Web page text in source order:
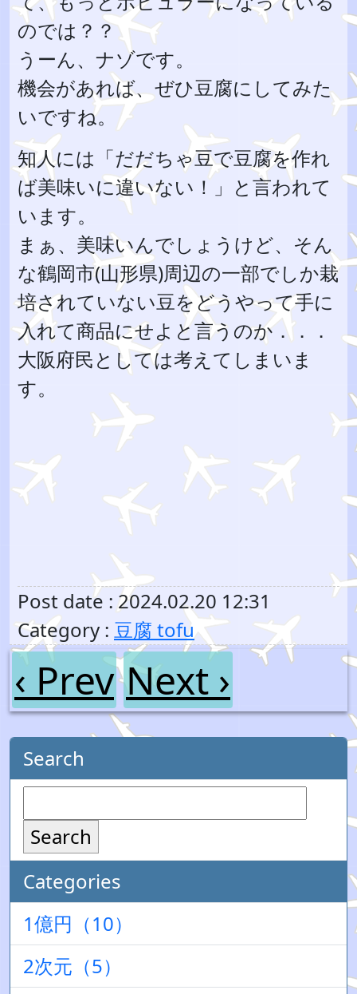
のでは？？
うーん、ナゾです。
機会があれば、ぜひ豆腐にしてみた
いですね。
知人には「だだちゃ豆で豆腐を作れ
ば美味いに違いない！」と言われて
います。
まぁ、美味いんでしょうけど、そん
な鶴岡市(山形県)周辺の一部でしか栽
培されていない豆をどうやって手に
入れて商品にせよと言うのか．．．
大阪府民としては考えてしまいま
す。
Post date : 2024.02.20 12:31
Category : 豆腐 tofu
‹ Prev Next ›
Search
Search
Categories
1億円（10）
2次元（5）